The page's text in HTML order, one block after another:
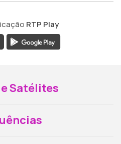
RTP Play
Satélites